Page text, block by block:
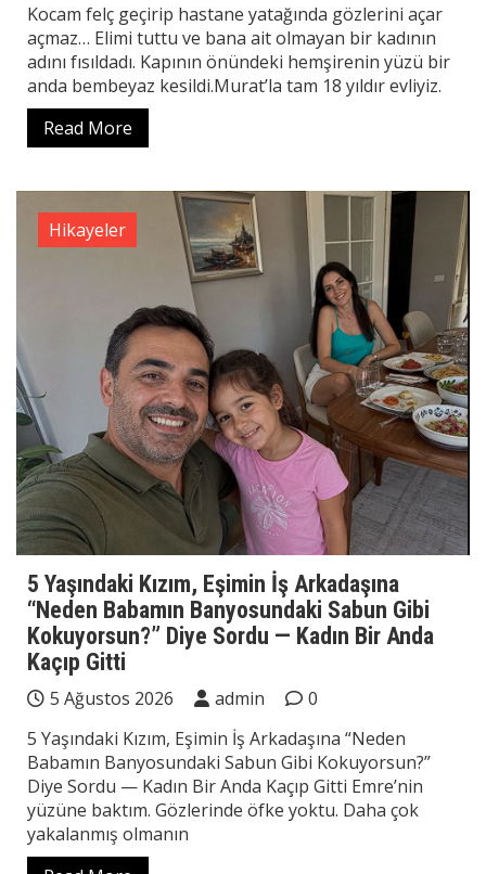
Kocam felç geçirip hastane yatağında gözlerini açar
açmaz… Elimi tuttu ve bana ait olmayan bir kadının
adını fısıldadı. Kapının önündeki hemşirenin yüzü bir
anda bembeyaz kesildi.Murat’la tam 18 yıldır evliyiz.
Read More
Hikayeler
5 Yaşındaki Kızım, Eşimin İş Arkadaşına
“Neden Babamın Banyosundaki Sabun Gibi
Kokuyorsun?” Diye Sordu — Kadın Bir Anda
Kaçıp Gitti
5 Ağustos 2026 admin
0
5 Yaşındaki Kızım, Eşimin İş Arkadaşına “Neden
Babamın Banyosundaki Sabun Gibi Kokuyorsun?”
Diye Sordu — Kadın Bir Anda Kaçıp Gitti Emre’nin
yüzüne baktım. Gözlerinde öfke yoktu. Daha çok
yakalanmış olmanın